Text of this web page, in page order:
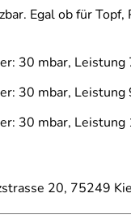
Egal ob für
30 mbar,
30 mbar,
30 mbar,
20, 75249